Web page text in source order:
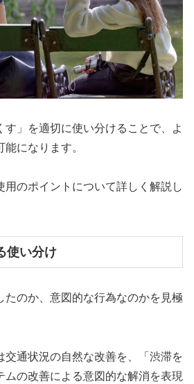
す」を適切に使い分けることで、よ
になります。
用のポイントについて詳しく解説し
使い分け
たのか、意図的な行為なのかを見極
交通状況の自然な改善を、「渋滞を
ムの改善による意図的な解消を表現